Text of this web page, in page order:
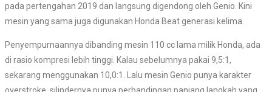
pada pertengahan 2019 dan langsung digendong oleh Genio. Kini
mesin yang sama juga digunakan Honda Beat generasi kelima.
Penyempurnaannya dibanding mesin 110 cc lama milik Honda, ada
di rasio kompresi lebih tinggi. Kalau sebelumnya pakai 9,5:1,
sekarang menggunakan 10,0:1. Lalu mesin Genio punya karakter